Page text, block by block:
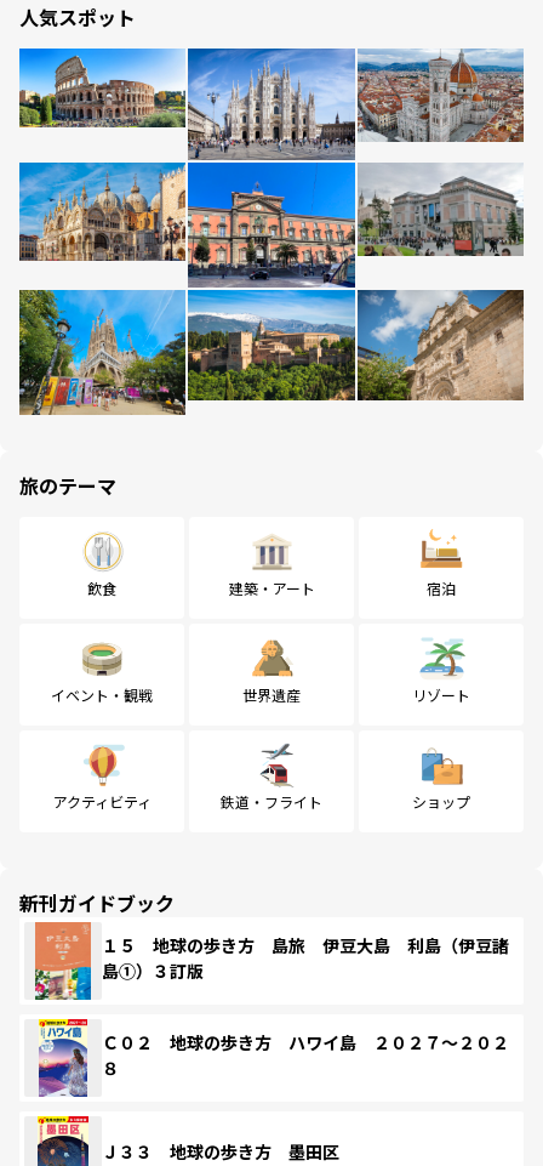
人気スポット
旅のテーマ
飲食 建築・アート 宿泊
イベント・観戦 世界遺産 リゾート
アクティビティ 鉄道・フライト ショップ
新刊ガイドブック
１５ 地球の歩き方 島旅 伊豆大島 利島（伊豆諸
島①）３訂版
Ｃ０２ 地球の歩き方 ハワイ島 ２０２７～２０２
８
Ｊ３３ 地球の歩き方 墨田区